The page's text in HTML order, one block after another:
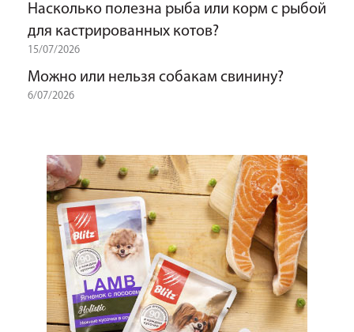
Насколько полезна рыба или корм с рыбой
для кастрированных котов?
15/07/2026
Можно или нельзя собакам свинину?
6/07/2026